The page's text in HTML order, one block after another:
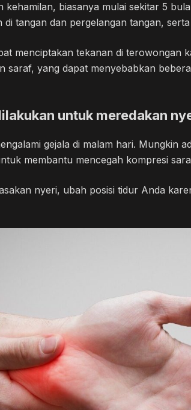
kehamilan, biasanya mulai sekitar 5
di tangan dan pergelangan tangan,
menciptakan tekanan di terowongan
saraf, yang dapat menyebabkan
untuk meredakan
gejala di malam hari. Mungkin
membantu mencegah kompresi
nyeri, ubah posisi tidur Anda